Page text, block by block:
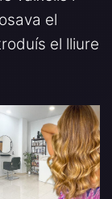
el
el lliure